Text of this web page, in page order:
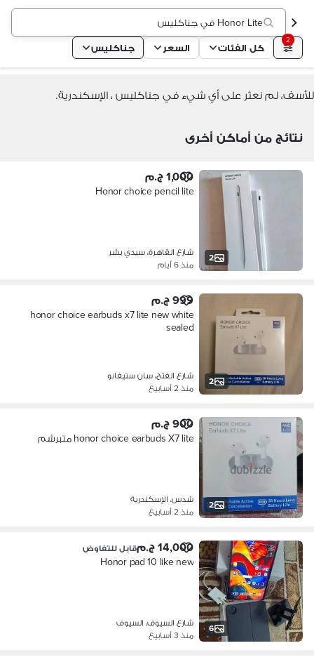
Honor Lite في جناكليس
2
كل الفئات السعر جناكليس
للأسف، لم نعثر على أي شيء في جناكليس ، الإسكندرية.
نتائج من أماكن أخرى
2
1,000 ج.م
Honor choice pencil lite
شارع القاهرة، سيدي بشر
منذ 6 أيام
2
999 ج.م
honor choice earbuds x7 lite new white
sealed
شارع الفتح، سان ستيفانو
منذ 2 أسابيع
2
900 ج.م
honor choice earbuds X7 lite متبرشم
شدس، الإسكندرية
منذ 2 أسابيع
6
14,000 ج.م قابل للتفاوض
Honor pad 10 like new
شارع السيوف، السيوف
منذ 3 أسابيع